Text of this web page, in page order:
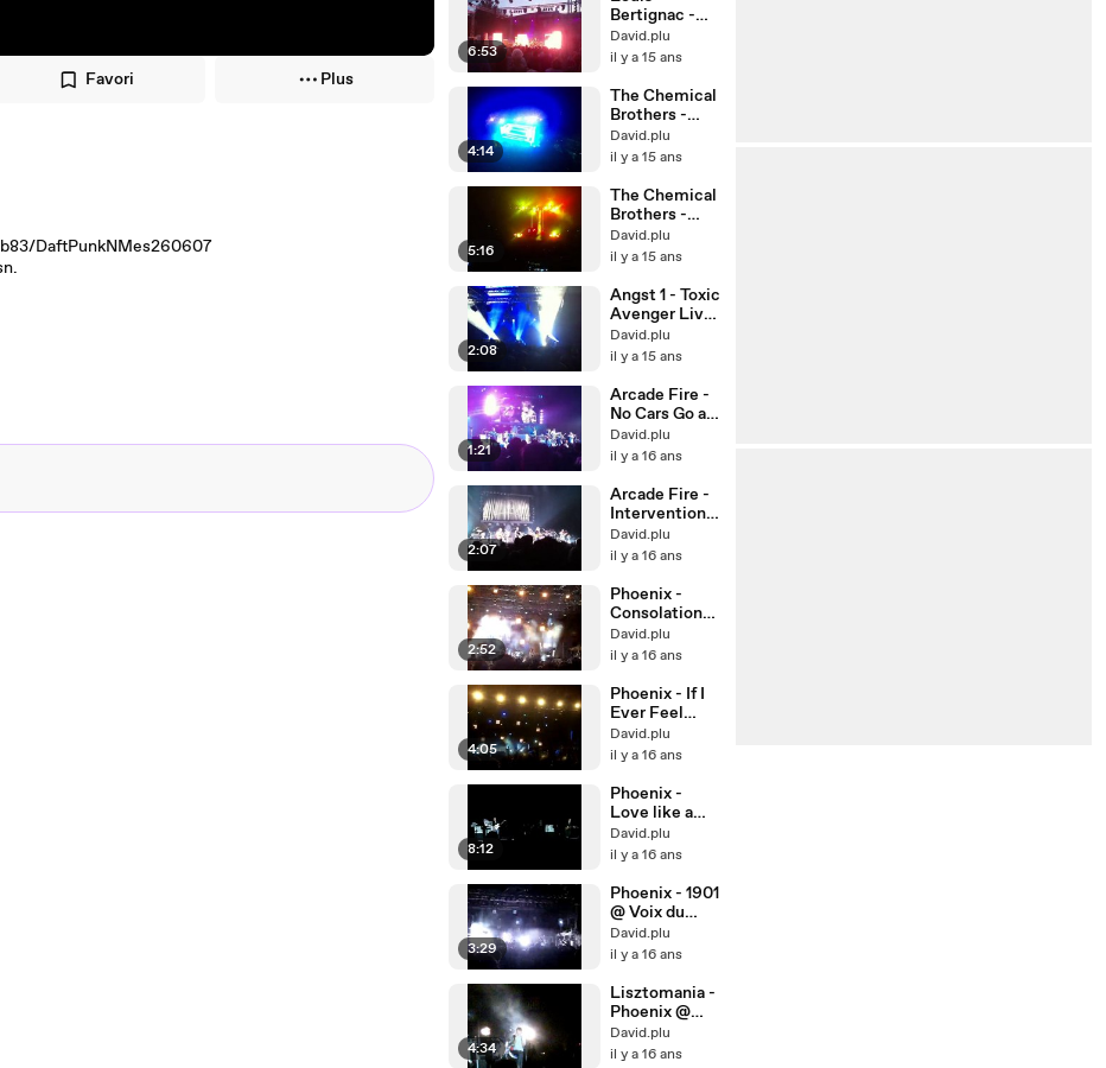
Favori Plus
DaftPunkNMes260607
6:53
Bertignac -
Cendrillon/So
Lonely @
David.plu
il y a 15 ans
4:14
The Chemical
Brothers -
Hey Boy Hey
Girl @ Arènes
David.plu
il y a 15 ans
5:16
The Chemical
Brothers -
Star Guitar @
Arènes de
David.plu
il y a 15 ans
2:08
Angst 1 - Toxic
Avenger Live
@ Six Fours
David.plu
il y a 15 ans
1:21
Arcade Fire -
No Cars Go au
Dome de
Marseille
David.plu
il y a 16 ans
2:07
Arcade Fire -
Intervention
au Dome de
Marseille
David.plu
il y a 16 ans
2:52
Phoenix -
Consolation
Prizes @ Voix
du Gaou
David.plu
il y a 16 ans
4:05
Phoenix - If I
Ever Feel
Better
David.plu
il y a 16 ans
8:12
Phoenix -
Love like a
Sunset @ Voix
du Gaou
David.plu
il y a 16 ans
3:29
Phoenix - 1901
@ Voix du
Gaou
David.plu
il y a 16 ans
4:34
Lisztomania -
Phoenix @
Voix du Gaou
David.plu
il y a 16 ans